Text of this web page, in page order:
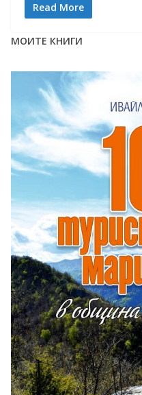
Read More
МОИТЕ КНИГИ